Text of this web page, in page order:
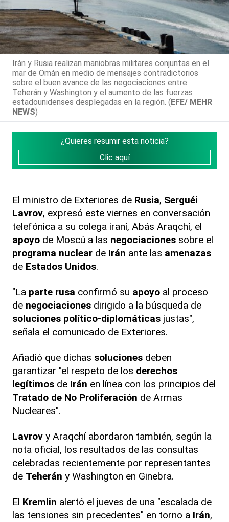
Irán y Rusia realizan maniobras militares conjuntas en el
mar de Omán en medio de mensajes contradictorios
sobre el buen avance de las negociaciones entre
Teherán y Washington y el aumento de las fuerzas
estadounidenses desplegadas en la región. (EFE/ MEHR
NEWS)
¿Quieres resumir esta noticia?
Clic aquí
El ministro de Exteriores de Rusia, Serguéi
Lavrov, expresó este viernes en conversación
telefónica a su colega iraní, Abás Araqchí, el
apoyo de Moscú a las negociaciones sobre el
programa nuclear de Irán ante las amenazas
de Estados Unidos.
"La parte rusa confirmó su apoyo al proceso
de negociaciones dirigido a la búsqueda de
soluciones político-diplomáticas justas",
señala el comunicado de Exteriores.
Añadió que dichas soluciones deben
garantizar "el respeto de los derechos
legítimos de Irán en línea con los principios del
Tratado de No Proliferación de Armas
Nucleares".
Lavrov y Araqchí abordaron también, según la
nota oficial, los resultados de las consultas
celebradas recientemente por representantes
de Teherán y Washington en Ginebra.
El Kremlin alertó el jueves de una "escalada de
las tensiones sin precedentes" en torno a Irán,